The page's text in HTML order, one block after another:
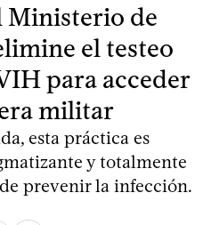
Ministerio de
el testeo
para acceder
militar
esta práctica es
y totalmente
prevenir la infección.